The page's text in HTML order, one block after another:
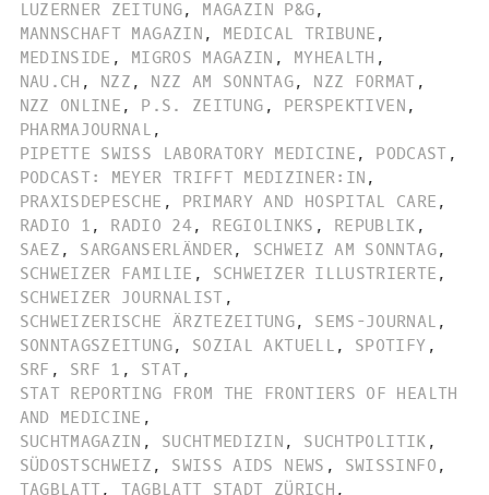
LUZERNER ZEITUNG, MAGAZIN P&G,
MANNSCHAFT MAGAZIN , MEDICAL TRIBUNE ,
MEDINSIDE , MIGROS MAGAZIN , MYHEALTH ,
NAU.CH , NZZ , NZZ AM SONNTAG, NZZ FORMAT ,
NZZ ONLINE , P.S. ZEITUNG , PERSPEKTIVEN ,
PHARMAJOURNAL ,
PIPETTE SWISS LABORATORY MEDICINE , PODCAST ,
PODCAST: MEYER TRIFFT MEDIZINER:IN ,
PRAXISDEPESCHE , PRIMARY AND HOSPITAL CARE ,
RADIO 1 , RADIO 24, REGIOLINKS , REPUBLIK ,
SAEZ , SARGANSERLÄNDER, SCHWEIZ AM SONNTAG,
SCHWEIZER FAMILIE , SCHWEIZER ILLUSTRIERTE ,
SCHWEIZER JOURNALIST ,
SCHWEIZERISCHE ÄRZTEZEITUNG, SEMS-JOURNAL ,
SONNTAGSZEITUNG, SOZIAL AKTUELL , SPOTIFY ,
SRF , SRF 1 , STAT,
STAT REPORTING FROM THE FRONTIERS OF HEALTH
AND MEDICINE ,
SUCHTMAGAZIN , SUCHTMEDIZIN , SUCHTPOLITIK ,
SÜDOSTSCHWEIZ , SWISS AIDS NEWS , SWISSINFO ,
TAGBLATT, TAGBLATT STADT ZÜRICH ,